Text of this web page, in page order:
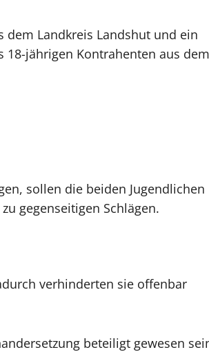
dem Landkreis Landshut und ein
18-jährigen Kontrahenten aus dem
sollen die beiden Jugendlichen
gegenseitigen Schlägen.
verhinderten sie offenbar
beteiligt gewesen